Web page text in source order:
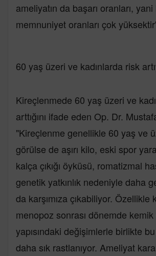
ameliyatın da başarı oranları,
memnuniyet oranları çok
60 yaş üzeri ve kadınlarda risk
Kireçlenmede 60 yaş üzeri ve
arttığını ifade eden Op. Dr.
"Kireçlenme genellikle 60 yaş ve
görülse de aşırı kilo, eski spor
kalça çıkığı öyküsü, romatizmal
genetik yatkınlık nedeniyle daha
da karşımıza çıkabiliyor. Özellikle
menopoz sonrası dönemde kemik
yapısındaki değişimlerle birlikte
daha sık rastlanıyor. Ameliyat